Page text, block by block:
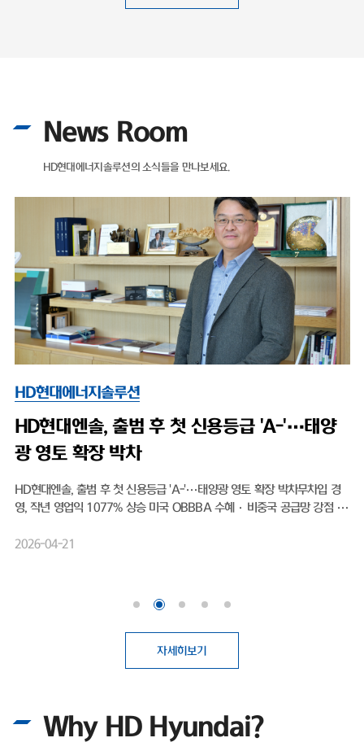
News Room
HD현대에너지솔루션의 소식들을 만나보세요.
자세히보기
HD현대에너지솔루션
HD현대엔솔, 출범 후 첫 신용등급 'A-'…태양
광 영토 확장 박차
HD현대엔솔, 출범 후 첫 신용등급 'A-'…태양광 영토 확장 박차무차입 경
영, 작년 영업익 1077% 상승 미국 OBBBA 수혜·비중국 공급망 강점 태
처음으로 기업신용 'A' 등급을 획득하며 글로벌 시장 공략을 위한 보폭을 넓
이스신용평가로부터 기업 장기신용등급 'A-(안정적)'를 부여받았다. 2016
신용평가사에 기업신용등급 산정을 의뢰해 평가를 받은 것은 이번이 처음이
다.첫 등급 부여임에도 불구하고 곧바로 상위권 등급인 'A-'를 획득했다. 기
업신용등급 'A'는 전반적인 채무상환 능력이 높고, 장래 급격한 환경 변화에
는 설립 이후 회사채 발행 없이 사업을 영위해 왔으며, 총차입금보다 현금성
자산이 더 많은 마이너스(-) 순차입금 기조를 유지하고 있다.재무 건전성을
2026-04-21
Why HD Hyundai?